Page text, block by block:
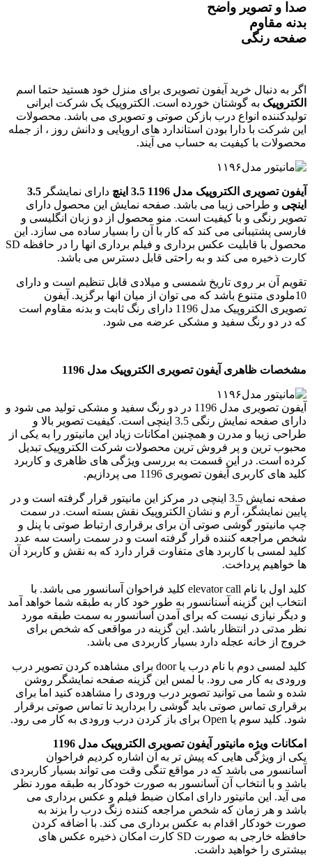
صدا و تصویر واضح
بدنه مقاوم
صفحه رنگی
اگر به دنبال خرید آیفون تصویری برای منزل خود هستید حتما اسم
الکتروپیک به گوشتان خورده است. الکتروپیک یک شرکت ایرانی
تولیدکننده انواع درب بازکن صوتی و تصویری می باشد. محصولات
این شرکت با دارا بودن استاندارد های اروپایی و دانش روز ، از جمله
محصولات با کیفیت به حساب می آیند.
آیفون تصویری الکتروپیک مدل 1196 3.5 اینچ دارای نمایشگر 3.5
اینچی و طراحی زیبا می باشد. صفحه نمایش این محصول دارای
تصویر رنگی و با کیفیت است. منو محصول از دو زبان انگلیسی و
فارسی پشتیبانی می کند که کار با آن را بسیار ساده می سازد. این
محصول با قابلیت عکس برداری و فیلم برداری انها را در حافظه SD
کارت ذخیره می کند و به راحتی قابل دسترس می باشد.
تقویم آن بر روی تاریخ شمسی و میلادی قابل تنظیم است و دارای
10ملودی متنوع باشد که می توان از میان انها برگزید. آیفون
تصویری الکتروپیک مدل 1196 دارای رنگ ثابت و بدنه مقاوم است
که در دو رنگ سفید و مشکی عرضه می شود.
مشخصات ظاهری آیفون تصویری الکتروپیک مدل 1196
آیفون تصویری مدل 1196 در دو رنگ سفید و مشکی تولید می شود و
دارای صفحه نمایش رنگی 3.5 اینچی است. کیفیت تصویر بالا و
طراحی زیبا و مدرن و همچنین امکانات زیاد این مانیتور را به یکی از
محبوب ترین و پر فروش ترین محصولات شرکت الکتروپیک تبدیل
کرده است. در این قسمت به بررسی ویژگی های ظاهری و کاربرد
کلید های کاربری آیفون تصویری 1196 می پردازیم.
صفحه نمایش 3.5 اینچی در مرکز این مانیتور قرار گرفته است و در
پایین نمایشگر، آرم و نشان الکتروپیک نقش بسته است. در سمت
چپ مانیتور گوشی صوتی آن برای برقراری ارتباط صوتی با پنل و
شخص مراجعه کننده قرار گرفته است و در سمت راست سه عدد
کلید لمسی با کاربرد های متفاوت قرار دارد که به نقش و کاربرد آن
ها خواهیم پرداخت.
کلید اول با نام elevator call کلید فراخوان آسانسور می باشد. با
انتخاب این گزینه آسنانسور به طور خود کار به طبقه شما خواهد آمد
و دیگر نیازی نیست که برای آمدن آسانسور به سمت طبقه مورد
نظر مدتی در انتظار باشد. این گزینه در مواقعی که شخص برای
خروج از خانه عجله دارد بسیار کاربردی می باشد.
کلید لمسی دوم با نام درب یا door برای مشاهده کردن تصویر درب
ورودی به کار می رود. با لمس این گزینه صفحه نمایشگر روشن
شده و شما می توانید تصویر درب ورودی را مشاهده کنید اما برای
برقراری تماس صوتی باید گوشی را بردارید تا تماس صوتی برقرار
شود. کلید سوم یا Open برای باز کردن درب ورودی به کار می رود.
امکانات ویژه مانیتور آیفون تصویری الکتروپیک مدل 1196
یکی از ویژگی هایی که پیش تر به آن اشاره کردیم فراخوان
آسانسور می باشد که در مواقع تنگی وقت می تواند بسیار کاربردی
باشد و با انتخاب آن آسانسور به صورت خودکار به طبقه مورد نظر
می آید. این مانیتور دارای امکان ضبط فیلم و عکس برداری می
باشد و هر زمان که شخص مراجعه کننده زنگ درب را بزند به
صورت خودکار اقدام به عکس برداری می کند. با اضافه کردن
حافظه خارجی به صورت SD کارت امکان ذخیره عکس های
بیشتری را خواهید داشت.